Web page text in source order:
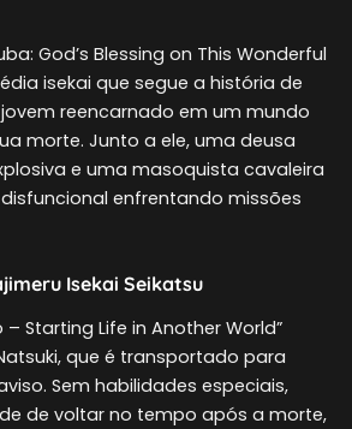
God’s Blessing on This Wonderful
isekai que segue a história de
reencarnado em um mundo
morte. Junto a ele, uma deusa
e uma masoquista cavaleira
enfrentando missões
Isekai Seikatsu
– Starting Life in Another World”
que é transportado para
Sem habilidades especiais,
de voltar no tempo após a morte,